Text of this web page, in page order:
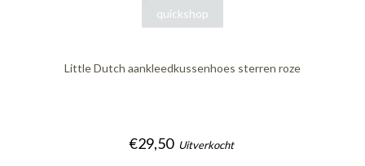
quickshop
Little Dutch aankleedkussenhoes sterren roze
€29,50 Uitverkocht